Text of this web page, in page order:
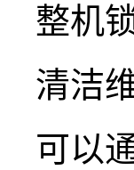
整机
清洁
可以